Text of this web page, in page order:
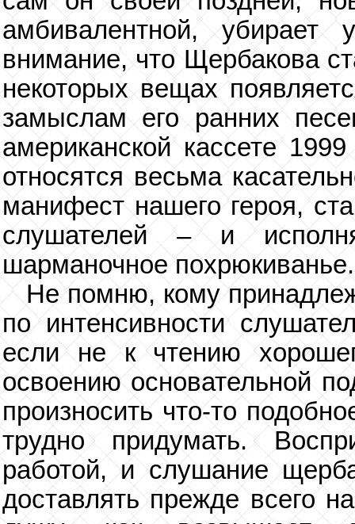
амбивалентной, убирает
внимание, что Щербакова
некоторых вещах
замыслам его ранних
американской кассете
относятся весьма
манифест нашего героя,
слушателей – и
шарманочное похрюкиванье.
Не помню, кому
по интенсивности
если не к чтению
освоению основательной
произносить что-то
трудно придумать.
работой, и слушание
доставлять прежде всего